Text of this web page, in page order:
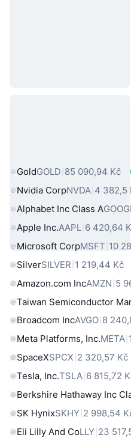
Populární
GoldGOLD 85 090,94 Kč
Nvidia CorpNVDA 4 382,5
Alphabet Inc Class A
Apple Inc.AAPL 6 420,64
Microsoft CorpMSFT 10
SilverSILVER 1 219,44 Kč
Amazon.com IncAMZN 5
Taiwan Semiconductor
Broadcom IncAVGO 8
Meta Platforms, Inc.META
SpaceXSPCX 2 320,57 Kč
Tesla, Inc.TSLA 6 815,72
Berkshire Hathaway Inc
SK HynixSKHY 2 998,54
Eli Lilly And CoLLY 23